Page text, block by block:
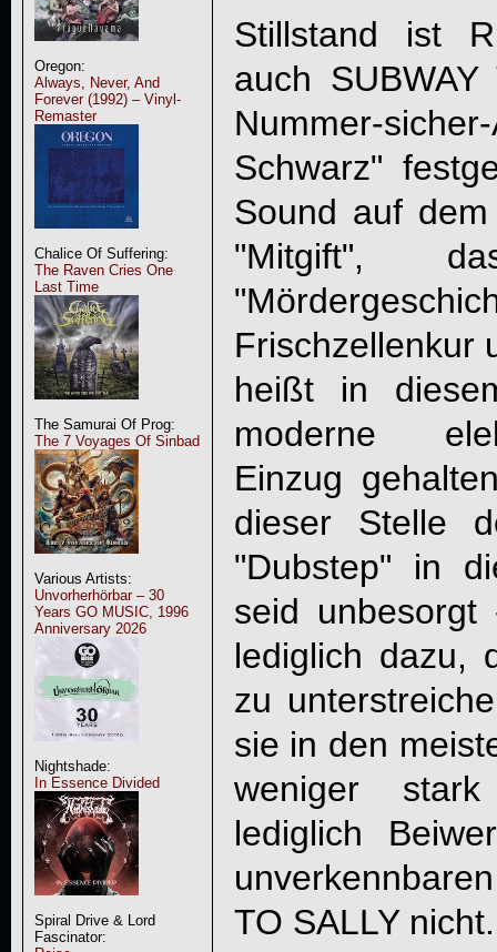
Oregon:
Always, Never, And
Forever (1992) – Vinyl-
Remaster
Chalice Of Suffering:
The Raven Cries One
Last Time
The Samurai Of Prog:
The 7 Voyages Of Sinbad
Various Artists:
Unvorherhörbar – 30
Years GO MUSIC, 1996
Anniversary 2026
Nightshade:
In Essence Divided
Spiral Drive & Lord
Fascinator:
Stillstand ist
auch
Nummer-
Schwarz"
Sound auf
"Mitgift",
Frischzellenkur
heißt in
moderne
Einzug
dieser Stelle
"Dubstep" in
seid
lediglich dazu,
zu
sie in den
weniger
lediglich
TO SALLYnicht.